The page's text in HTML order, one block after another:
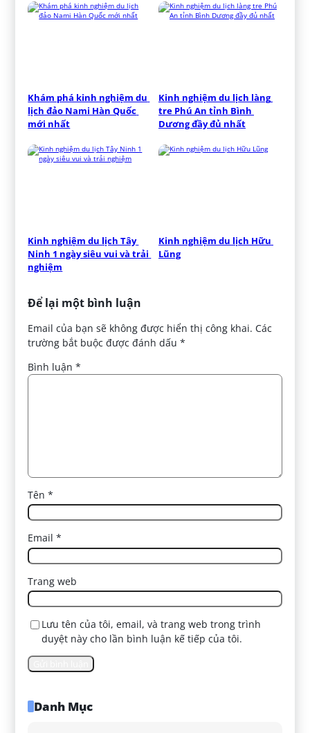
Khám phá kinh nghiệm du
lịch đảo Nami Hàn Quốc
mới nhất
Kinh nghiệm du lịch làng
tre Phú An tỉnh Bình
Dương đầy đủ nhất
Kinh nghiệm du lịch Tây
Ninh 1 ngày siêu vui và trải
nghiệm
Kinh nghiệm du lịch Hữu
Lũng
Để lại một bình luận
Email của bạn sẽ không được hiển thị công khai. Các
trường bắt buộc được đánh dấu*
Bình luận*
Tên*
Email*
Trang web
Lưu tên của tôi, email, và trang web trong trình
duyệt này cho lần bình luận kế tiếp của tôi.
Danh Mục